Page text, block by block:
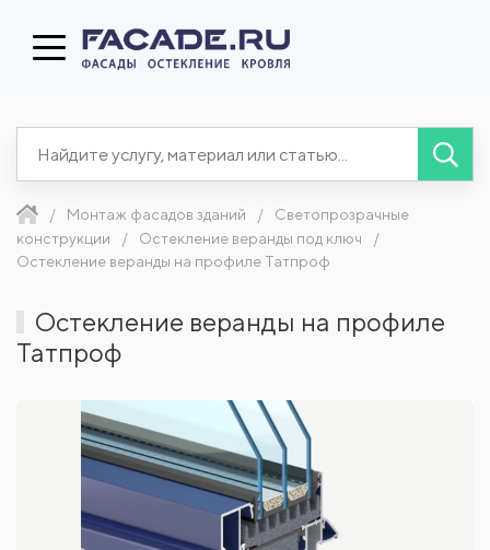
Монтаж фасадов зданий
Светопрозрачные
конструкции
Остекление веранды под ключ
Остекление веранды на профиле Татпроф
Остекление веранды на профиле
Татпроф